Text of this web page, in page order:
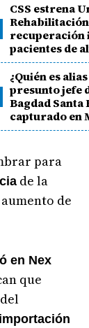
CSS estrena
recuperación
pacientes de
¿Quién es
presunto jefe
Bagdad Santa
capturado en
para
de la
de
en Nex
que